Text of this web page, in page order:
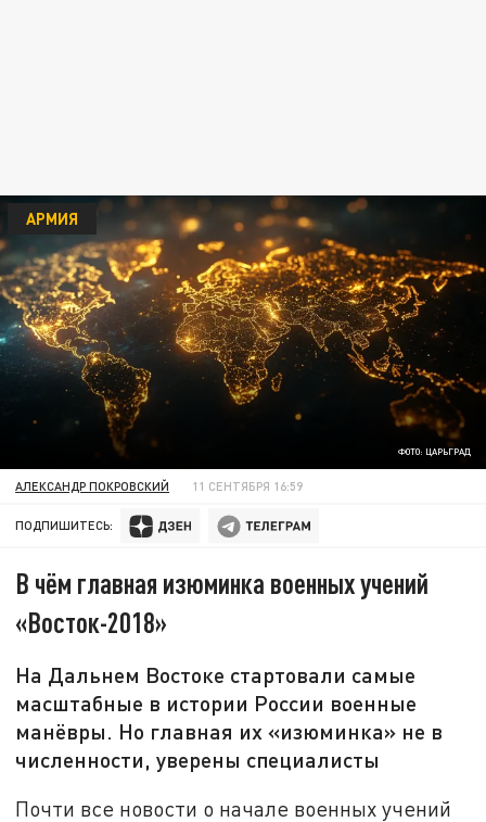
ФОТО: ЦАРЬГРАД
АРМИЯ
АЛЕКСАНДР ПОКРОВСКИЙ 11 СЕНТЯБРЯ 16:59
ПОДПИШИТЕСЬ:
В чём главная изюминка военных учений
«Восток-2018»
На Дальнем Востоке стартовали самые
масштабные в истории России военные
манёвры. Но главная их «изюминка» не в
численности, уверены специалисты
Почти все новости о начале военных учений